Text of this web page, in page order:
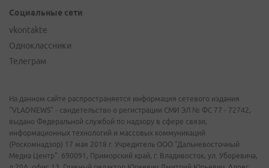
Социальные сети
vkontakte
Одноклассники
Телеграм
На данном сайте распространяется информация сетевого издания
"VLADNEWS" - свидетельство о регистрации СМИ ЭЛ № ФС 77 - 72742,
выдано Федеральной службой по надзору в сфере связи,
информационных технологий и массовых коммуникаций
(Роскомнадзор) 17 мая 2018 г. Учредитель ООО "Дальневосточный
Медиа Центр". 690091, Приморский край, г. Владивосток, ул. Уборевича,